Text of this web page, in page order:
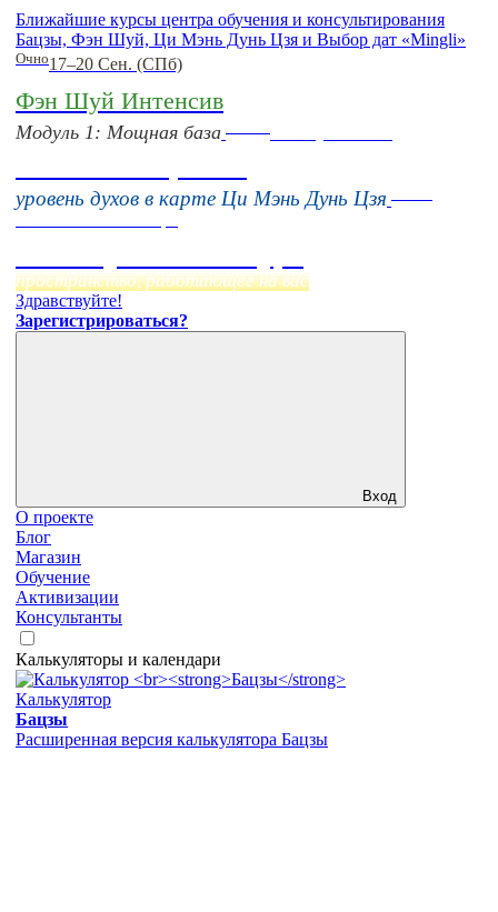
Ближайшие курсы центра обучения и консультирования
Бацзы, Фэн Шуй, Ци Мэнь Дунь Цзя и Выбор дат «Mingli»
Очно17–20 Сен. (СПб)
Фэн Шуй Интенсив
Модуль 1: Мощная база
уровень духов в карте Ци Мэнь Дунь Цзя
пространство, работающее на вас
Здравствуйте!
Зарегистрироваться?
Вход
О проекте
Блог
Магазин
Обучение
Активизации
Консультанты
Калькуляторы и календари
Калькулятор
Бацзы
Расширенная версия калькулятора Бацзы